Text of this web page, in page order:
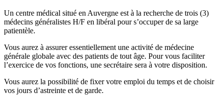
Un centre médical situé en Auvergne est à la recherche de trois (3)
médecins généralistes H/F en libéral pour s’occuper de sa large
patientèle.
Vous aurez à assurer essentiellement une activité de médecine
générale globale avec des patients de tout âge. Pour vous faciliter
l’exercice de vos fonctions, une secrétaire sera à votre disposition.
Vous aurez la possibilité de fixer votre emploi du temps et de choisir
vos jours d’astreinte et de garde.